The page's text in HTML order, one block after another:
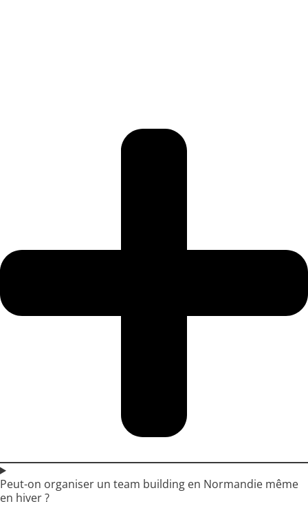
Peut-on organiser un team building en Normandie même
en hiver ?